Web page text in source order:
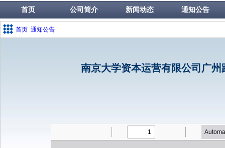
首页 公司简介 新闻动态 通知公告
首页 通知公告
南京大学资本运营有限公司广